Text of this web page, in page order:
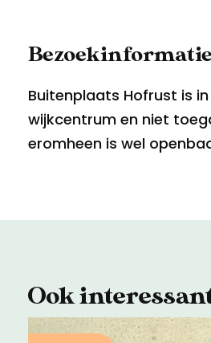
Bezoekinformatie
Buitenplaats Hofrust is
wijkcentrum en niet
eromheen is wel
Ook